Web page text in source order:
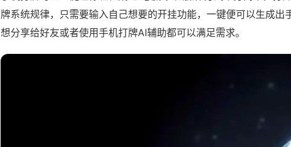
牌系统规律，只需要输入自己想要的开挂功能，一键便可以生成出
想分享给好友或者使用手机打牌AI辅助都可以满足需求。